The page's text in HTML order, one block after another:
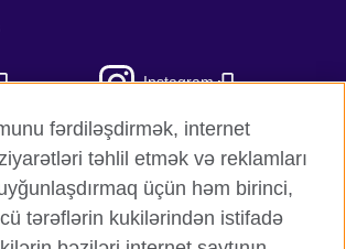
Instagram
TikTok
fərdiləşdirmək, internet
təhlil etmək və reklamları
üçün həm birinci,
tərəflərin kukilərindən istifadə